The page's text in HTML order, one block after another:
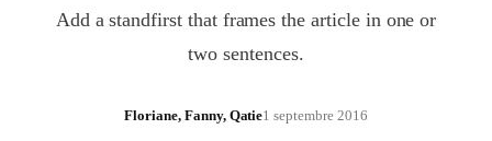
Add a standfirst that frames the article in one or
two sentences.
Floriane, Fanny, Qatie1 septembre 2016